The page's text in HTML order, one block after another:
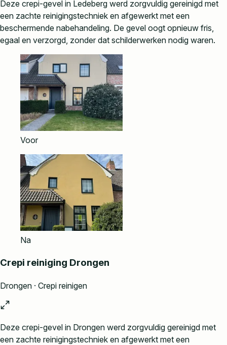
Deze crepi-gevel in Ledeberg werd zorgvuldig gereinigd met
een zachte reinigingstechniek en afgewerkt met een
beschermende nabehandeling. De gevel oogt opnieuw fris,
egaal en verzorgd, zonder dat schilderwerken nodig waren.
Voor
Na
Crepi reiniging Drongen
Drongen · Crepi reinigen
Deze crepi-gevel in Drongen werd zorgvuldig gereinigd met
een zachte reinigingstechniek en afgewerkt met een